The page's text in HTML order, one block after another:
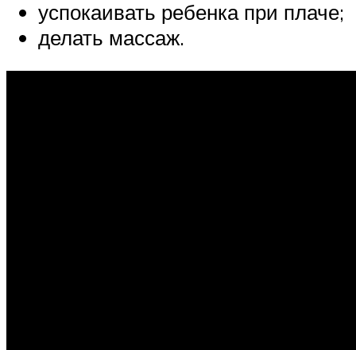
успокаивать ребенка при плаче;
делать массаж.